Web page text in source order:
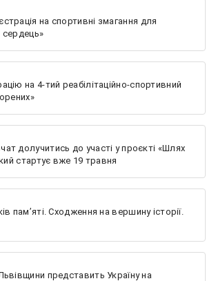
на спортивні змагання для
сердець»
на 4-тий реабілітаційно-спортивний
долучитись до участі у проєкті «Шлях
стартує вже 19 травня
пам’яті. Сходження на вершину історії.
представить Україну на